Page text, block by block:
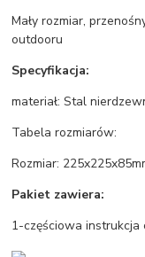
Mały rozmiar,
outdooru
Specyfikacja:
materiał: Stal
Tabela rozmiarów:
Rozmiar:
Pakiet zawiera:
1-częściowa instrukcja